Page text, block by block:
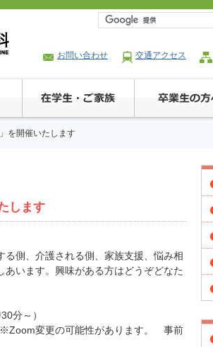
お問い合わせ 交通アクセス
を開催いたします
します
側、介護される側、家族支援、悩み相
います。興味がある方はどうぞどなた
分～）
変更の可能性があります。 事前